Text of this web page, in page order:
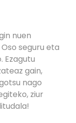
nuen
seguru eta
Ezagutu
gain,
nago
ziur